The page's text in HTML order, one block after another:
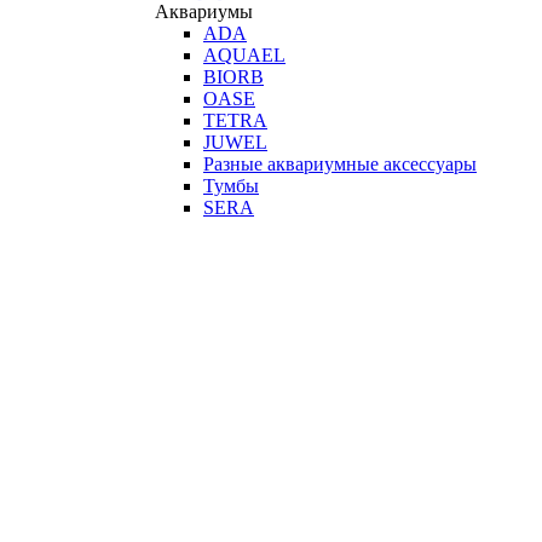
Аквариумы
ADA
AQUAEL
BIORB
OASE
TETRA
JUWEL
Разные аквариумные аксессуары
Тумбы
SERA